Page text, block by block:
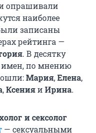
опрашивали
наиболее
записаны
рейтинга —
. В десятку
имен, по мнению
Мария,Елена,
,КсенияиИрина.
и сексолог
— сексуальными